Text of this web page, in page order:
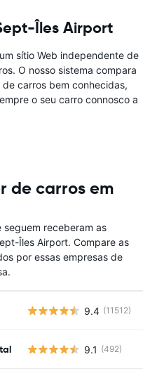
Îles Airport
sítio Web independente de
O nosso sistema compara
carros bem conhecidas,
o seu carro connosco a
de carros em
seguem receberam as
Îles Airport. Compare as
por essas empresas de
9.4 (11512)
9.1 (492)